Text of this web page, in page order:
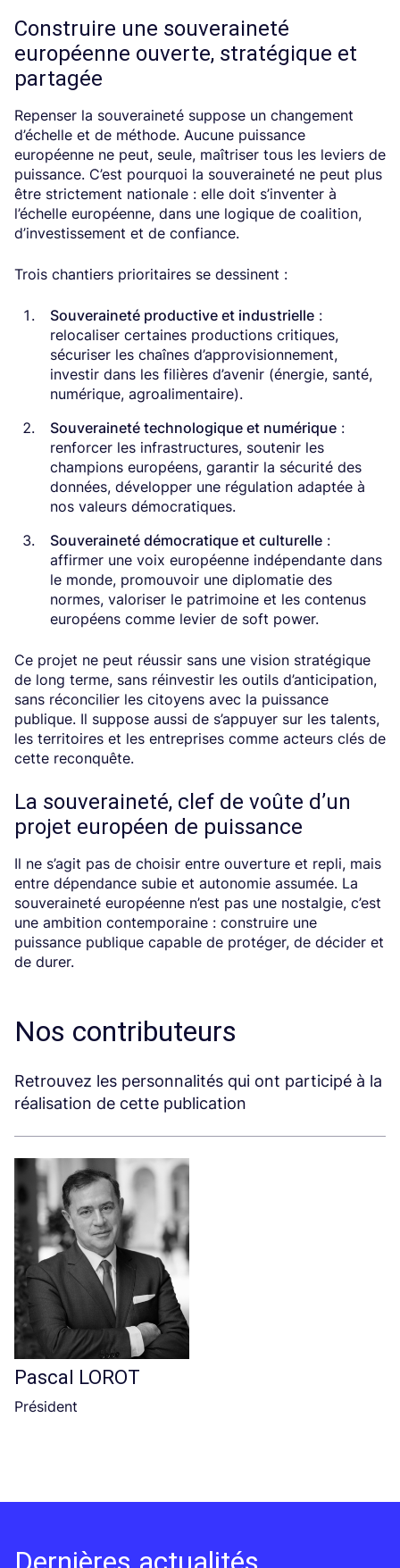
Construire une souveraineté
européenne ouverte, stratégique et
partagée
Repenser la souveraineté suppose un changement
d’échelle et de méthode. Aucune puissance
européenne ne peut, seule, maîtriser tous les leviers de
puissance. C’est pourquoi la souveraineté ne peut plus
être strictement nationale : elle doit s’inventer à
l’échelle européenne, dans une logique de coalition,
d’investissement et de confiance.
Trois chantiers prioritaires se dessinent :
Souveraineté productive et industrielle :
relocaliser certaines productions critiques,
sécuriser les chaînes d’approvisionnement,
investir dans les filières d’avenir (énergie, santé,
numérique, agroalimentaire).
Souveraineté technologique et numérique :
renforcer les infrastructures, soutenir les
champions européens, garantir la sécurité des
données, développer une régulation adaptée à
nos valeurs démocratiques.
Souveraineté démocratique et culturelle :
affirmer une voix européenne indépendante dans
le monde, promouvoir une diplomatie des
normes, valoriser le patrimoine et les contenus
européens comme levier de soft power.
Ce projet ne peut réussir sans une vision stratégique
de long terme, sans réinvestir les outils d’anticipation,
sans réconcilier les citoyens avec la puissance
publique. Il suppose aussi de s’appuyer sur les talents,
les territoires et les entreprises comme acteurs clés de
cette reconquête.
La souveraineté, clef de voûte d’un
projet européen de puissance
Il ne s’agit pas de choisir entre ouverture et repli, mais
entre dépendance subie et autonomie assumée. La
souveraineté européenne n’est pas une nostalgie, c’est
une ambition contemporaine : construire une
puissance publique capable de protéger, de décider et
de durer.
Nos contributeurs
Retrouvez les personnalités qui ont participé à la
réalisation de cette publication
Pascal LOROT
Président